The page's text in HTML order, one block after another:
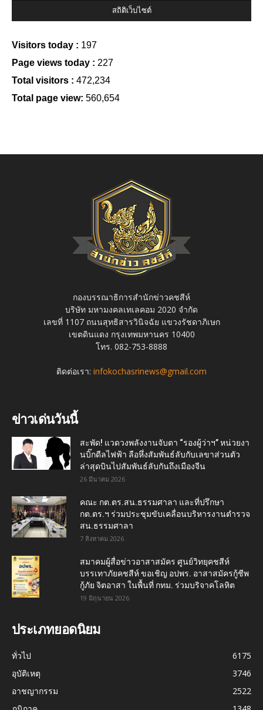
สถิติเว็บไซต์
Visitors today : 197
Page views today : 227
Total visitors : 472,234
Total page view: 560,654
กองบรรณาธิการสำนักข่าวคชสีห์
บริษัท มหามงคลเทเลคอม 2020 จำกัด
เลขที่ 1107 ถนนสุทธิสารวินิจฉัย แขวงรัชดาภิเษก
เขตดินแดง กรุงเทพมหานคร 10400
โทร. 082-753-8888
ติดต่อเรา: infokochasrinews@gmail.com
ข่าวเด่นวันนี้
สะพัด! แวดวงพลังงานจับตา “รองผู้ว่าฯ” หน่วยงา
นบิ๊กดีลไฟฟ้า ลือหึ่งสัมพันธ์ลับกับเลขาส่วนตัว
ล่าสุดบินไปสัมพันธ์ลับกันถึงเมืองจีน
26 มีนาคม 2026
คณะ กต.ตร.สน.ธรรมศาลา และที่ปรึกษา
กต.ตร.ฯ ร่วมประชุมขับเคลื่อนบริหารงานตำรวจ
สน.ธรรมศาลา
7 สิงหาคม 2026
สมาคมผู้สื่อข่าวอาสาสมัคร ศูนย์วิทยุคชสีห์
บรรเทาภัยคชสีห์ ขอเชิญ อปพร. อาสาสมัครกู้ชีพ
กู้ภัย จิตอาสา ในพื้นที่ กทม. ร่วมบริจาคโลหิต
19 มิถุนายน 2026
ประเภทยอดนิยม
ทั่วไป
6175
อุบัติเหตุ
3746
อาชญากรรม
2522